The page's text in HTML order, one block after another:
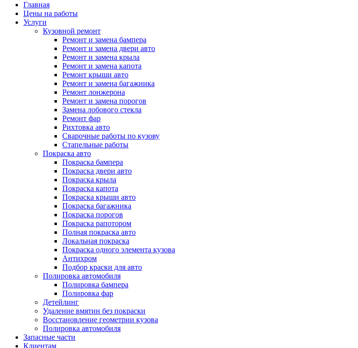
Главная
Цены на работы
Услуги
Кузовной ремонт
Ремонт и замена бампера
Ремонт и замена двери авто
Ремонт и замена крыла
Ремонт и замена капота
Ремонт крыши авто
Ремонт и замена багажника
Ремонт лонжерона
Ремонт и замена порогов
Замена лобового стекла
Ремонт фар
Рихтовка авто
Сварочные работы по кузову
Стапельные работы
Покраска авто
Покраска бампера
Покраска двери авто
Покраска крыла
Покраска капота
Покраска крыши авто
Покраска багажника
Покраска порогов
Покраска рапотором
Полная покраска авто
Локальная покраска
Покраска одного элемента кузова
Антихром
Подбор краски для авто
Полировка автомобиля
Полировка бампера
Полировка фар
Детейлинг
Удаление вмятин без покраски
Восстановление геометрии кузова
Полировка автомобиля
Запасные части
Клиентам